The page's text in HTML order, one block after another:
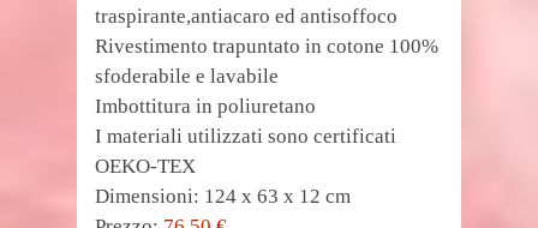
traspirante,antiacaro ed antisoffoco
Rivestimento trapuntato in cotone 100%
sfoderabile e lavabile
Imbottitura in poliuretano
I materiali utilizzati sono certificati
OEKO-TEX
Dimensioni: 124 x 63 x 12 cm